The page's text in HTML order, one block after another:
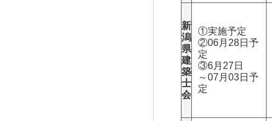
新
潟
県
建
築
士
会
①実施予定
②06月28日予
定
③6月27日
～07月03日予
定